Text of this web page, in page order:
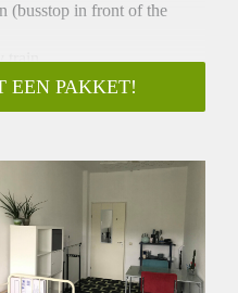
(busstop in front of the
train
services all included
(cleaning lady comes
EEN PAKKET!